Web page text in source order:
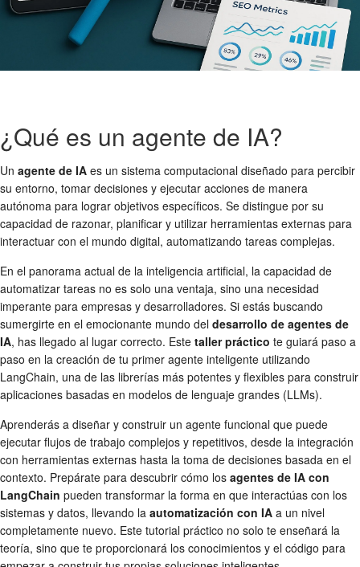
¿Qué es un agente de IA?
Un agente de IA es un sistema computacional diseñado para percibir
su entorno, tomar decisiones y ejecutar acciones de manera
autónoma para lograr objetivos específicos. Se distingue por su
capacidad de razonar, planificar y utilizar herramientas externas para
interactuar con el mundo digital, automatizando tareas complejas.
En el panorama actual de la inteligencia artificial, la capacidad de
automatizar tareas no es solo una ventaja, sino una necesidad
imperante para empresas y desarrolladores. Si estás buscando
sumergirte en el emocionante mundo del desarrollo de agentes de
IA, has llegado al lugar correcto. Este taller práctico te guiará paso a
paso en la creación de tu primer agente inteligente utilizando
LangChain, una de las librerías más potentes y flexibles para construir
aplicaciones basadas en modelos de lenguaje grandes (LLMs).
Aprenderás a diseñar y construir un agente funcional que puede
ejecutar flujos de trabajo complejos y repetitivos, desde la integración
con herramientas externas hasta la toma de decisiones basada en el
contexto. Prepárate para descubrir cómo los agentes de IA con
LangChain pueden transformar la forma en que interactúas con los
sistemas y datos, llevando la automatización con IA a un nivel
completamente nuevo. Este tutorial práctico no solo te enseñará la
teoría, sino que te proporcionará los conocimientos y el código para